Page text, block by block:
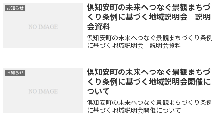
お知らせ
倶知安町の未来へつなぐ景観まちづ
くり条例に基づく地域説明会 説明
会資料
倶知安町の未来へつなぐ景観まちづくり条例
に基づく地域説明会 説明会資料
お知らせ
倶知安町の未来へつなぐ景観まちづ
くり条例に基づく地域説明会開催に
ついて
倶知安町の未来へつなぐ景観まちづくり条例
に基づく地域説明会開催について